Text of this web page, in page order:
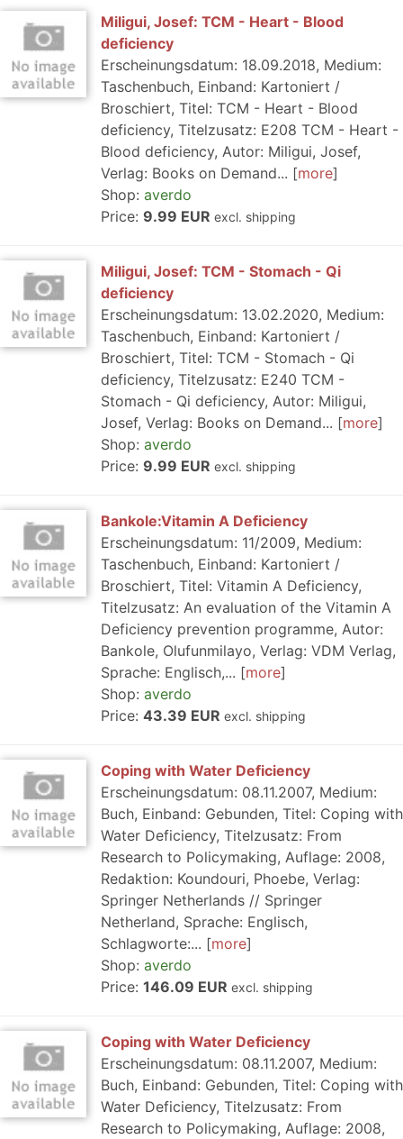
Miligui, Josef: TCM - Heart - Blood
deficiency
Erscheinungsdatum: 18.09.2018, Medium:
Taschenbuch, Einband: Kartoniert /
Broschiert, Titel: TCM - Heart - Blood
deficiency, Titelzusatz: E208 TCM - Heart -
Blood deficiency, Autor: Miligui, Josef,
Verlag: Books on Demand...
more
Shop: averdo
Price: 9.99 EUR excl. shipping
Miligui, Josef: TCM - Stomach - Qi
deficiency
Erscheinungsdatum: 13.02.2020, Medium:
Taschenbuch, Einband: Kartoniert /
Broschiert, Titel: TCM - Stomach - Qi
deficiency, Titelzusatz: E240 TCM -
Stomach - Qi deficiency, Autor: Miligui,
Josef, Verlag: Books on Demand...
more
Shop: averdo
Price: 9.99 EUR excl. shipping
Bankole:Vitamin A Deficiency
Erscheinungsdatum: 11/2009, Medium:
Taschenbuch, Einband: Kartoniert /
Broschiert, Titel: Vitamin A Deficiency,
Titelzusatz: An evaluation of the Vitamin A
Deficiency prevention programme, Autor:
Bankole, Olufunmilayo, Verlag: VDM Verlag,
Sprache: Englisch,...
more
Shop: averdo
Price: 43.39 EUR excl. shipping
Coping with Water Deficiency
Erscheinungsdatum: 08.11.2007, Medium:
Buch, Einband: Gebunden, Titel: Coping with
Water Deficiency, Titelzusatz: From
Research to Policymaking, Auflage: 2008,
Redaktion: Koundouri, Phoebe, Verlag:
Springer Netherlands // Springer
Netherland, Sprache: Englisch,
Schlagworte:...
more
Shop: averdo
Price: 146.09 EUR excl. shipping
Coping with Water Deficiency
Erscheinungsdatum: 08.11.2007, Medium:
Buch, Einband: Gebunden, Titel: Coping with
Water Deficiency, Titelzusatz: From
Research to Policymaking, Auflage: 2008,